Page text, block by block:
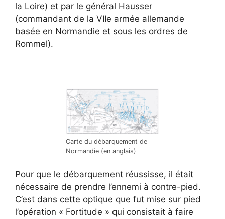
la Loire) et par le général Hausser
(commandant de la VIIe armée allemande
basée en Normandie et sous les ordres de
Rommel).
Carte du débarquement de
Normandie (en anglais)
Pour que le débarquement réussisse, il était
nécessaire de prendre l’ennemi à contre-pied.
C’est dans cette optique que fut mise sur pied
l’opération « Fortitude » qui consistait à faire